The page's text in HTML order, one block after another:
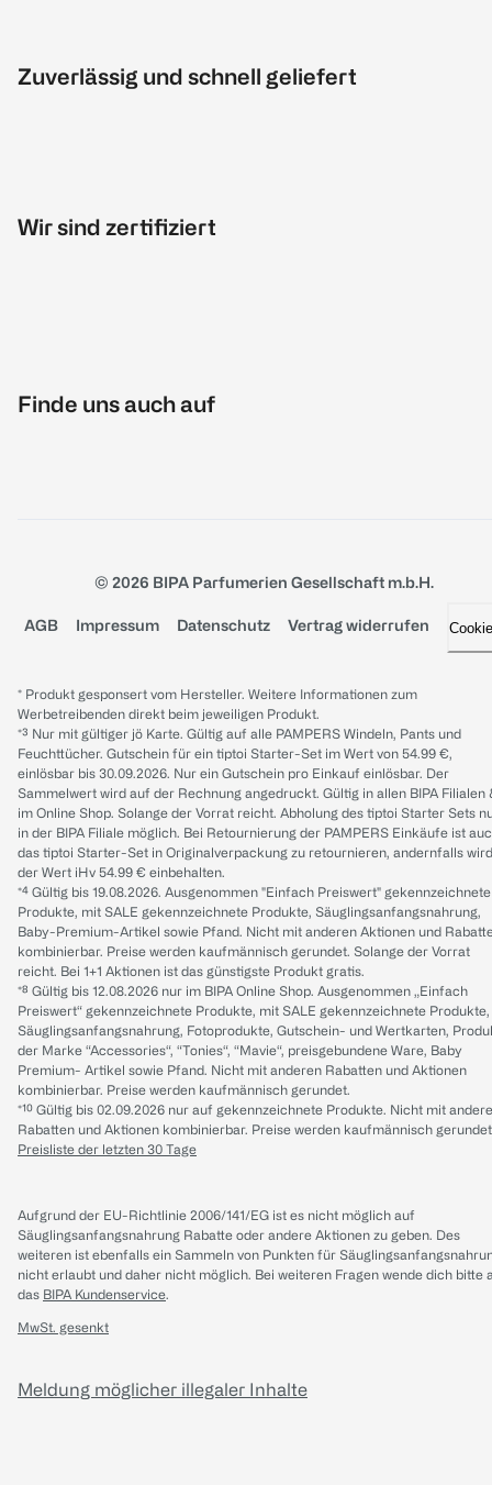
Zuverlässig und schnell geliefert
Wir sind zertifiziert
Finde uns auch auf
© 2026 BIPA Parfumerien Gesellschaft m.b.H.
AGB Impressum Datenschutz Vertrag widerrufen
* Produkt gesponsert vom Hersteller. Weitere Informationen zum
Werbetreibenden direkt beim jeweiligen Produkt.
*³ Nur mit gültiger jö Karte. Gültig auf alle PAMPERS Windeln, Pants und
Feuchttücher. Gutschein für ein tiptoi Starter-Set im Wert von 54.99 €,
einlösbar bis 30.09.2026. Nur ein Gutschein pro Einkauf einlösbar. Der
Sammelwert wird auf der Rechnung angedruckt. Gültig in allen BIPA Filialen
im Online Shop. Solange der Vorrat reicht. Abholung des tiptoi Starter Sets
in der BIPA Filiale möglich. Bei Retournierung der PAMPERS Einkäufe ist
das tiptoi Starter-Set in Originalverpackung zu retournieren, andernfalls wird
der Wert iHv 54.99 € einbehalten.
*⁴ Gültig bis 19.08.2026. Ausgenommen "Einfach Preiswert" gekennzeichnete
Produkte, mit SALE gekennzeichnete Produkte, Säuglingsanfangsnahrung,
Baby-Premium-Artikel sowie Pfand. Nicht mit anderen Aktionen und
kombinierbar. Preise werden kaufmännisch gerundet. Solange der Vorrat
reicht. Bei 1+1 Aktionen ist das günstigste Produkt gratis.
*⁸ Gültig bis 12.08.2026 nur im BIPA Online Shop. Ausgenommen „Einfach
Preiswert“ gekennzeichnete Produkte, mit SALE gekennzeichnete Produkte,
Säuglingsanfangsnahrung, Fotoprodukte, Gutschein- und Wertkarten,
der Marke “Accessories“, “Tonies“, “Mavie“, preisgebundene Ware, Baby
Premium- Artikel sowie Pfand. Nicht mit anderen Rabatten und Aktionen
kombinierbar. Preise werden kaufmännisch gerundet.
*¹⁰ Gültig bis 02.09.2026 nur auf gekennzeichnete Produkte. Nicht mit
Rabatten und Aktionen kombinierbar. Preise werden kaufmännisch
Preisliste der letzten 30 Tage
Aufgrund der EU-Richtlinie 2006/141/EG ist es nicht möglich auf
Säuglingsanfangsnahrung Rabatte oder andere Aktionen zu geben. Des
weiteren ist ebenfalls ein Sammeln von Punkten für
nicht erlaubt und daher nicht möglich. Bei weiteren Fragen wende dich bitte
das BIPA Kundenservice.
MwSt. gesenkt
Meldung möglicher illegaler Inhalte